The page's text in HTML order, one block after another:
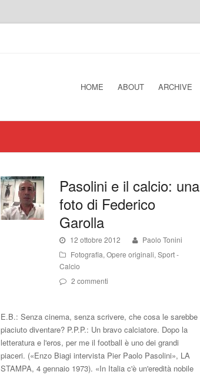
HOME ABOUT ARCHIVE
Pasolini e il calcio: una
foto di Federico
Garolla
12 ottobre 2012
Paolo Tonini
Fotografia, Opere originali, Sport -
Calcio
2 commenti
E.B.: Senza cinema, senza scrivere, che cosa le sarebbe
piaciuto diventare? P.P.P.: Un bravo calciatore. Dopo la
letteratura e l'eros, per me il football è uno dei grandi
piaceri. («Enzo Biagi intervista Pier Paolo Pasolini», LA
STAMPA, 4 gennaio 1973). «In Italia c'è un'eredità nobile